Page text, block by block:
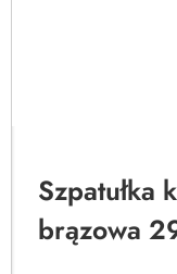
Szpatułka
brązowa